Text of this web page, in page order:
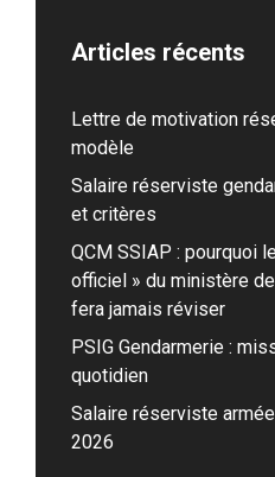
Articles récents
Lettre de motivation
modèle
Salaire réserviste
et critères
QCM SSIAP : pourquoi
officiel » du ministère
fera jamais réviser
PSIG Gendarmerie :
quotidien
Salaire réserviste
2026